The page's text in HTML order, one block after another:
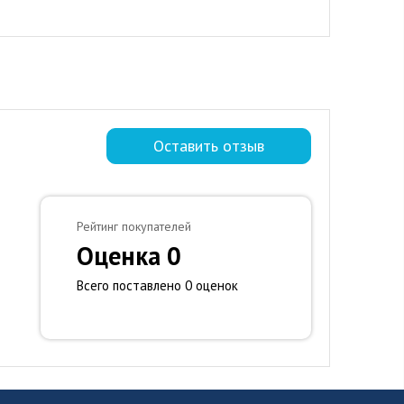
Оставить отзыв
Рейтинг покупателей
Оценка 0
Всего поставлено 0 оценок